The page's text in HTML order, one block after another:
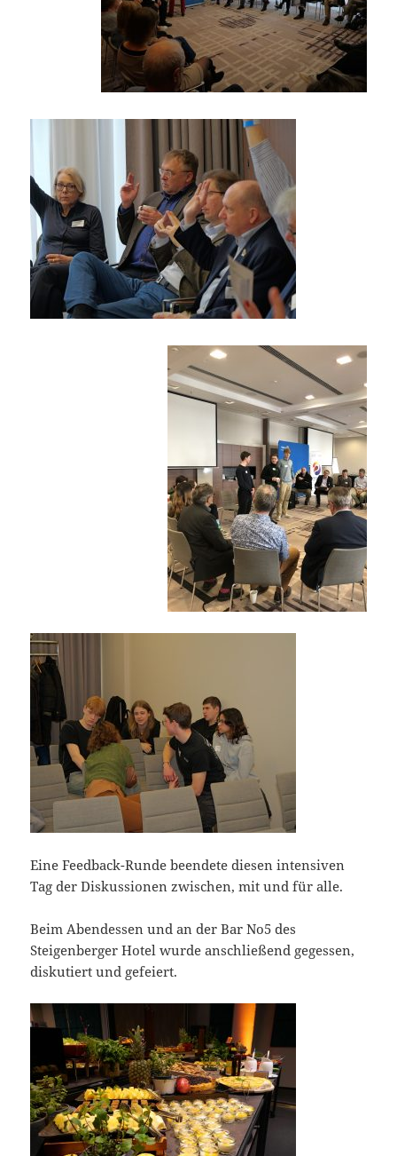
Eine Feedback-Runde beendete diesen intensiven
Tag der Diskussionen zwischen, mit und für alle.
Beim Abendessen und an der Bar No5 des
Steigenberger Hotel wurde anschließend gegessen,
diskutiert und gefeiert.